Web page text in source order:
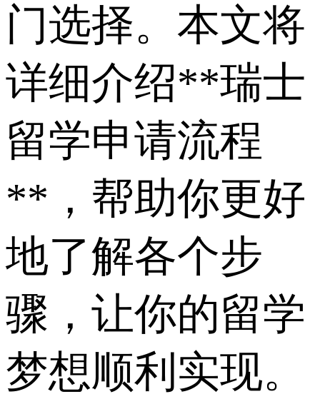
门选择。本文将
详细介绍**瑞士
留学申请流程
**，帮助你更好
地了解各个步
骤，让你的留学
梦想顺利实现。